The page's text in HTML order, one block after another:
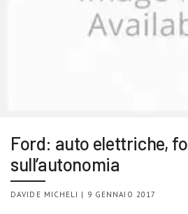
Ford: auto elettriche,
sull’autonomia
DAVIDE MICHELI | 9 GENNAIO 2017